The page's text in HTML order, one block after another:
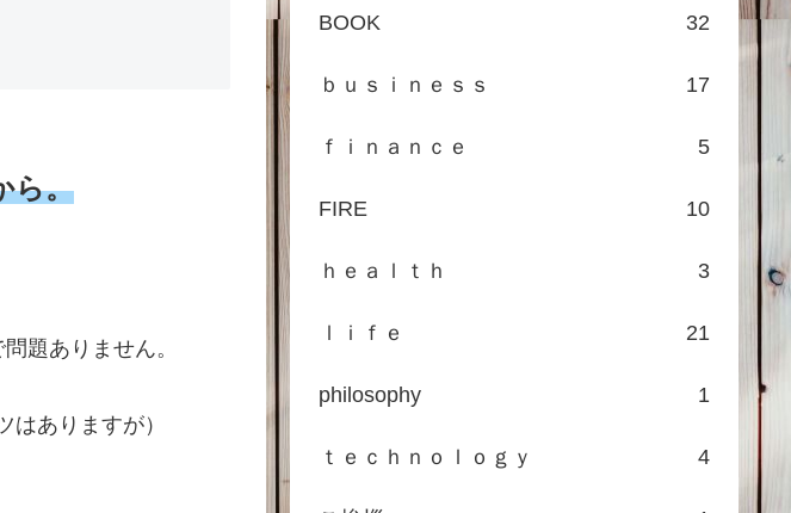
ら。
題ありません。
ありますが）
BOOK 32
ｂｕｓｉｎｅｓｓ 17
ｆｉｎａｎｃｅ 5
FIRE 10
ｈｅａｌｔｈ 3
ｌｉｆｅ 21
philosophy 1
ｔｅｃｈｎｏｌｏｇｙ 4